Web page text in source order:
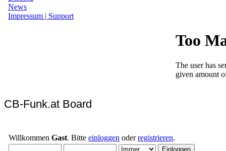
News
Impressum | Support
CB-Funk.at Board
Willkommen Gast. Bitte einloggen oderregistrieren.